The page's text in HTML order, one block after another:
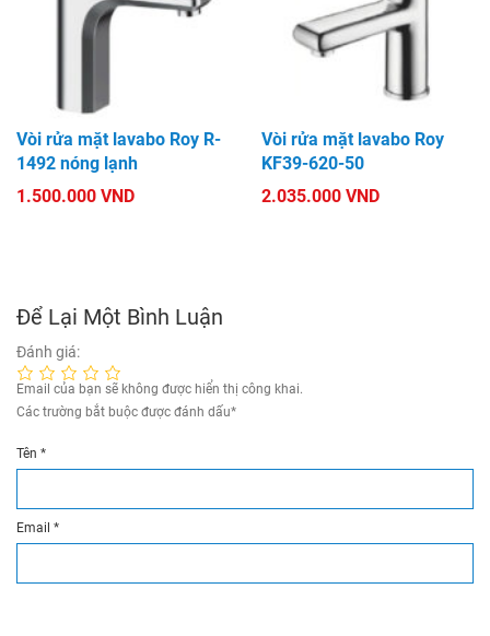
Vòi rửa mặt lavabo Roy R-
1492 nóng lạnh
1.500.000 VND
Vòi rửa mặt lavabo Roy
KF39-620-50
2.035.000 VND
Để Lại Một Bình Luận
Đánh giá:
Email của bạn sẽ không được hiển thị công khai.
Các trường bắt buộc được đánh dấu*
Tên *
Email *